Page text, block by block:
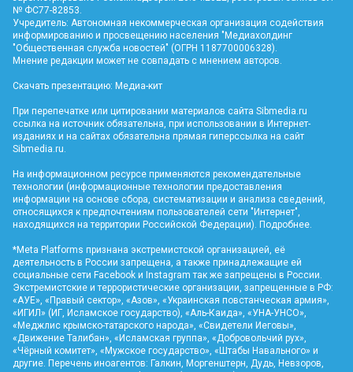
№ ФС77-82853.
Учредитель: Автономная некоммерческая организация содействия
информированию и просвещению населения "Медиахолдинг
"Общественная служба новостей" (ОГРН 1187700006328).
Мнение редакции может не совпадать с мнением авторов.
Скачать презентацию: Медиа-кит
При перепечатке или цитировании материалов сайта Sibmedia.ru
ссылка на источник обязательна, при использовании в Интернет-
изданиях и на сайтах обязательна прямая гиперссылка на сайт
Sibmedia.ru
На информационном ресурсе применяются рекомендательные
технологии (информационные технологии предоставления
информации на основе сбора, систематизации и анализа сведений,
относящихся к предпочтениям пользователей сети "Интернет",
находящихся на территории Российской Федерации). Подробнее
*Meta Platforms признана экстремистской организацией, её
деятельность в России запрещена, а также принадлежащие ей
социальные сети Facebook и Instagram так же запрещены в России.
Экстремистские и террористические организации, запрещенные в РФ:
«АУЕ», «Правый сектор», «Азов», «Украинская повстанческая армия»,
«ИГИЛ» (ИГ, Исламское государство), «Аль-Каида», «УНА-УНСО»,
«Меджлис крымско-татарского народа», «Свидетели Иеговы»,
«Движение Талибан», «Исламская группа», «Добровольчий рух»,
«Чёрный комитет», «Мужское государство», «Штабы Навального» и
другие. Перечень иноагентов: Галкин, Моргенштерн, Дудь, Невзоров,